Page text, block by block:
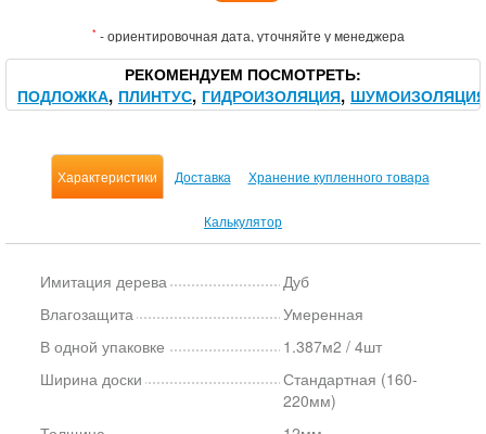
* - ориентировочная дата, уточняйте у менеджера
РЕКОМЕНДУЕМ ПОСМОТРЕТЬ
ПОДЛОЖКА ПЛИНТУС ГИДРОИЗОЛЯЦИЯ ШУМОИЗОЛЯЦИЯ
Характеристики Доставка Хранение купленного товара
Калькулятор
Имитация дерева
Дуб
Влагозащита
Умеренная
В одной упаковке
1.387м2 / 4шт
Ширина доски
Стандартная (160-
220мм)